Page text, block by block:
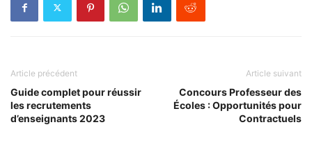
Article précédent
Guide complet pour réussir
les recrutements
d’enseignants 2023
Article suivant
Concours Professeur des
Écoles : Opportunités pour
Contractuels